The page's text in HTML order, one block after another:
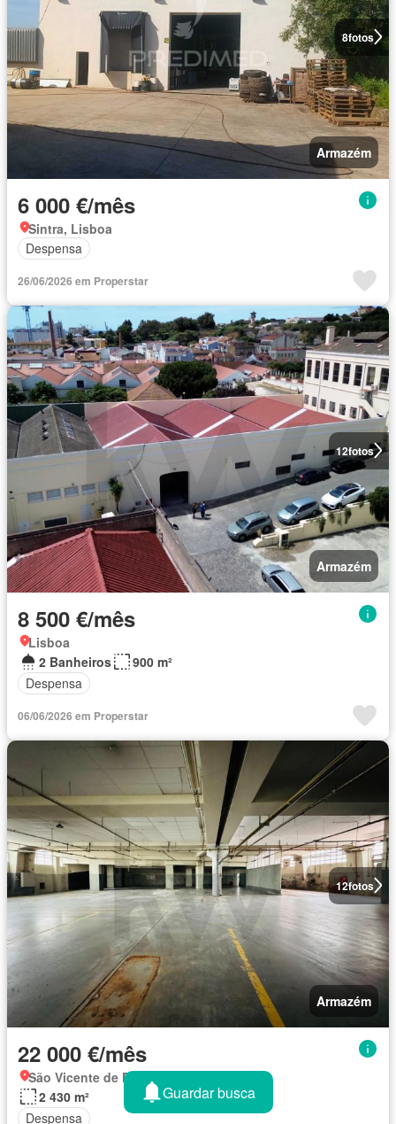
8fotos
Armazém
6 000 €/mês
Sintra, Lisboa
Despensa
26/06/2026 em Properstar
12fotos
Armazém
8 500 €/mês
Lisboa
2 Banheiros
900 m²
Despensa
06/06/2026 em Properstar
12fotos
Armazém
22 000 €/mês
São Vicente de Fora, Lisboa
2 430 m²
Despensa
Guardar busca